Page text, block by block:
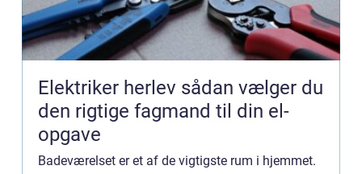
Elektriker herlev sådan vælger du
den rigtige fagmand til din el-
opgave
Badeværelset er et af de vigtigste rum i hjemmet.